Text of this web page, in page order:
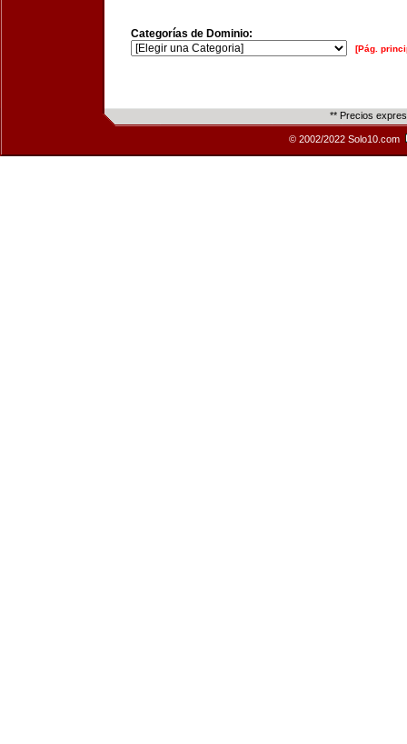
Categorías de Dominio:
[Pág.
** Precios
© 2002/2022 Solo10.com